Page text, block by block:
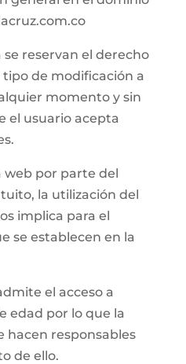
se reservan el derecho
de modificación a
momento y sin
el usuario acepta
web por parte del
la utilización del
implica para el
se establecen en la
el acceso a
edad por lo que la
hacen responsables
de ello.